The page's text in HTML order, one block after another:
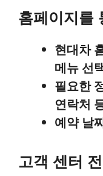
홈페이지를
현대차
메뉴 선
필요한
연락처
예약 날
고객 센터